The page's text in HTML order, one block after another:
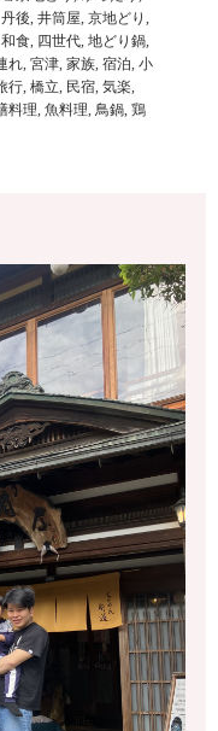
丹後, 井筒屋, 京地どり ,
和食, 四世代, 地どり鍋,
れ, 宮津, 家族, 宿泊, 小
行, 橋立, 民宿, 気楽,
料理, 魚料理, 鳥鍋, 鶏